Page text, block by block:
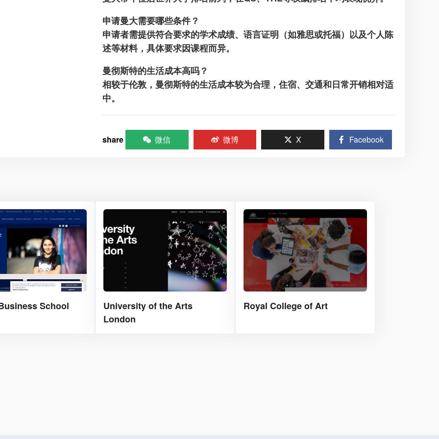
申请曼大需要哪些条件？
申请者需提供符合要求的学术成绩、语言证明（如雅思或托福）以及个人陈
述等材料，具体要求因课程而异。
曼彻斯特的生活成本高吗？
相较于伦敦，曼彻斯特的生活成本较为合理，住宿、交通和日常开销相对适
中。
share 微信 微博 X Facebook
School
University of the Arts
London
Royal College of Art